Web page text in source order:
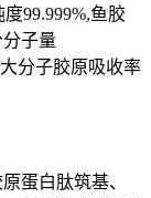
99.999%,鱼胶
分子量
分子胶原吸收率
蛋白肽筑基、